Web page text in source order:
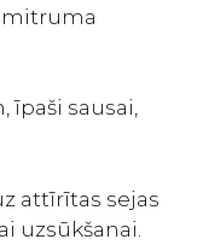
mitruma
īpaši sausai,
attīrītas sejas
uzsūkšanai.